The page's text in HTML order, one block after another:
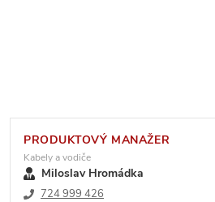
PRODUKTOVÝ MANAŽER
Kabely a vodiče
Miloslav Hromádka
724 999 426